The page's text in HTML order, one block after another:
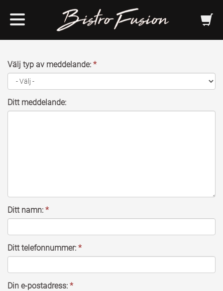
KONTAKT
Välj typ av meddelande: *
Ditt meddelande:
Ditt namn: *
Ditt telefonnummer: *
Din e-postadress: *